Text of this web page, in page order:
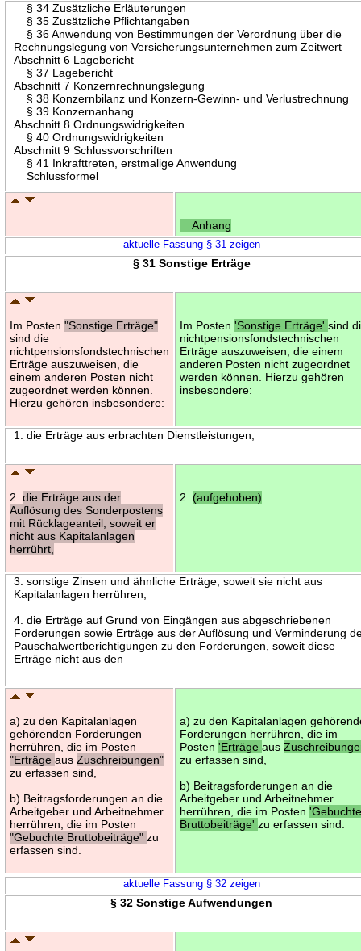
§ 34 Zusätzliche Erläuterungen
§ 35 Zusätzliche Pflichtangaben
§ 36 Anwendung von Bestimmungen der Verordnung über die
Rechnungslegung von Versicherungsunternehmen zum Zeitwert
Abschnitt 6 Lagebericht
§ 37 Lagebericht
Abschnitt 7 Konzernrechnungslegung
§ 38 Konzernbilanz und Konzern-Gewinn- und Verlustrechnung
§ 39 Konzernanhang
Abschnitt 8 Ordnungswidrigkeiten
§ 40 Ordnungswidrigkeiten
Abschnitt 9 Schlussvorschriften
§ 41 Inkrafttreten, erstmalige Anwendung
Schlussformel
Anhang
aktuelle Fassung § 31 zeigen
§ 31 Sonstige Erträge
Im Posten"Sonstige Erträge"
sind die
nichtpensionsfondstechnischen
Erträge auszuweisen, die
einem anderen Posten nicht
zugeordnet werden können.
Hierzu gehören insbesondere:
Im Posten'Sonstige Erträge'sind
nichtpensionsfondstechnischen
Erträge auszuweisen, die einem
anderen Posten nicht zugeordnet
werden können. Hierzu gehören
insbesondere:
1. die Erträge aus erbrachten Dienstleistungen,
2.die Erträge aus der
Auflösung des Sonderpostens
mit Rücklageanteil, soweit er
nicht aus Kapitalanlagen
herrührt,
2. (aufgehoben)
3. sonstige Zinsen und ähnliche Erträge, soweit sie nicht aus
Kapitalanlagen herrühren,
4. die Erträge auf Grund von Eingängen aus abgeschriebenen
Forderungen sowie Erträge aus der Auflösung und Verminderung
Pauschalwertberichtigungen zu den Forderungen, soweit diese
Erträge nicht aus den
a) zu den Kapitalanlagen
gehörenden Forderungen
herrühren, die im Posten
"ErträgeausZuschreibungen"
zu erfassen sind,
b) Beitragsforderungen an die
Arbeitgeber und Arbeitnehmer
herrühren, die im Posten
"Gebuchte Bruttobeiträge"zu
erfassen sind.
a) zu den Kapitalanlagen
Forderungen herrühren, die im
Posten'Erträgeaus
zu erfassen sind,
b) Beitragsforderungen an die
Arbeitgeber und Arbeitnehmer
herrühren, die im Posten
Bruttobeiträge'zu erfassen sind.
aktuelle Fassung § 32 zeigen
§ 32 Sonstige Aufwendungen